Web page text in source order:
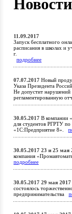
11.09.2017
Запуск бесплатного
расписания в школах и
г.
подробнее
07.07.2017 Новый
Указа Президента
Не допустит
регламентированную
30.05.2017 В компании
для студентов РГРТУ
«1С:Предприятие 8».
30.05.2017 23 и 25 мая
компания
подробнее
30.05.2017 29 мая 2017
состоялось
предпринимательства